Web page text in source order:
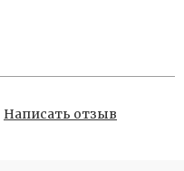
Написать отзыв